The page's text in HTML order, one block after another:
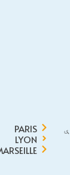
PARIS
LYON
MARSEILLE